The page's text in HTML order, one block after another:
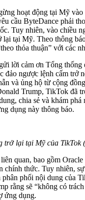
hoạt động tại Mỹ vào
cầu ByteDance phải
Tuy nhiên, vào chiều
lại tại Mỹ. Theo thông
thỏa thuận” với các
lời cảm ơn Tổng thống
đảo ngược lệnh cấm trở
và ủng hộ từ cộng
Trump, TikTok đã
chia sẻ và khám phá
dụng này thông báo.
trở lại tại Mỹ của TikTok
quan, bao gồm
chính thức. Tuy nhiên,
phối nội dung của
rằng sẽ “không có
ứng dụng.